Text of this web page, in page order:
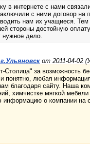
в интернете с нами
с ними договор на
нам их учащиеся.
стороны достойную
дело.
от 2011-04-02
Столица" за возможность
понятно, любая
благодаря сайту. Наша
химчистке мягкой
о компании на